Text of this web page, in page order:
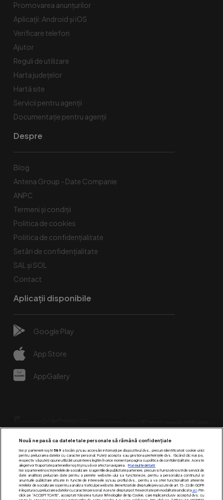
Promovarea anunțurilor
Aplicații: Android și iOS
Verificare telefon
Ajutor
Reguli de utilizare
Harta județelor
Hartă site
Servicii pentru agenții
Documentație pentru agenții
Despre
Blog
Antena Group - Date Companie
ANPC
Termeni și condiții
Politica de cookies
Politica de confidențialitate
Setări de confidențialitate
SAL și SOL
Contact
Aplicații disponibile
Google Play
App Store
AppGallery
Urmărește-ne pe:
Nouă ne pasă ca datele tale personale să rămână confidențiale
Noi și partenerii noștri 589stocăm și/sau accesăm informații pe dispozitivul dvs., precum identificatorii cookie unici
pentru prelucrarea datelor cu caracter personal. Puteți accepta sau gestiona preferințele dvs. făcând clic mai jos,
respectiv vă puteți opune utilizării unui interes legitim în orice moment pe pagina cu politica de confidențialitate. Aceste
alegeri vor fi raportate partenerilor noștri și nu vă vor afecta navigarea.
Mai multe detalii
Noi si partenerii nostri (retelele de socializare si agentiile de publicitate partenere, precum si furnizorii nostri de servicii de
date analitice) prelucram date pentru a permite website-ului sa functioneze, pentru a personaliza continutul si
anunturile publicitare afisate in functie de interesele si/sau profilul dvs., pentru a va oferi functionalitati aferente
retelelor de socializare si pentru a analiza traficul pe website. Beneficiati de drepturile prevazute de art. 15-22 din GDPR
in legatura cu prelucrarea datelor cu caracter personal. Aceste drepturi pot fi exercitate prin modalitatea indicataaici. Prin
click pe “ACCEPT TOATE”, acceptati folosirea tuturor Tehnologiilor de tip Cookie, care implica inclusiv acceptul dvs. cu